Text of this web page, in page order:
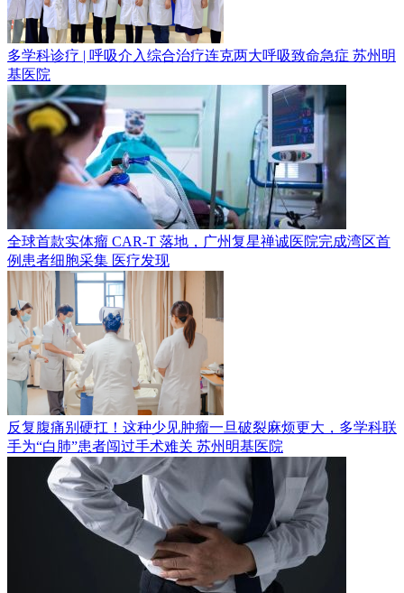
多学科诊疗 | 呼吸介入综合治疗连克两大呼吸致命急症 苏州明
基医院
全球首款实体瘤 CAR-T 落地，广州复星禅诚医院完成湾区首
例患者细胞采集 医疗发现
反复腹痛别硬扛！这种少见肿瘤一旦破裂麻烦更大，多学科联
手为“白肺”患者闯过手术难关 苏州明基医院